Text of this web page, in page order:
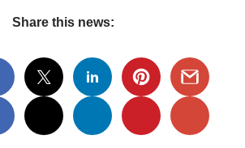
Share this news: